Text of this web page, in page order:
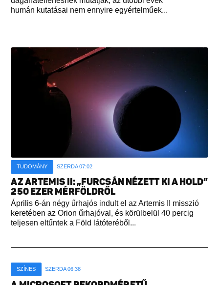
humán kutatásai nem ennyire egyértelműek...
TUDOMÁNY SZERDA 07:02
AZ ARTEMIS II: „FURCSÁN NÉZETT KI A HOLD”
250 EZER MÉRFÖLDRŐL
Április 6-án négy űrhajós indult el az Artemis II misszió
keretében az Orion űrhajóval, és körülbelül 40 percig
teljesen eltűntek a Föld látóteréből...
SZÍNES SZERDA 06:38